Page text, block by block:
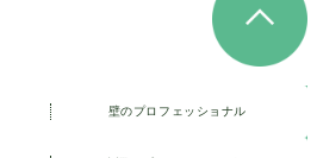
壁のプロフェッショナル